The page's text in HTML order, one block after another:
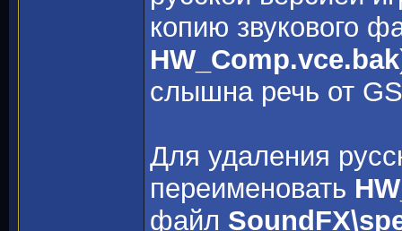
копию звукового
HW_Comp.vce.bak
слышна речь от
Для удаления
переименовать
файл